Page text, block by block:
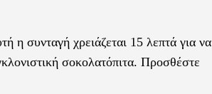
η συνταγή χρειάζεται 15 λεπτά για να
σοκολατόπιτα. Προσθέστε